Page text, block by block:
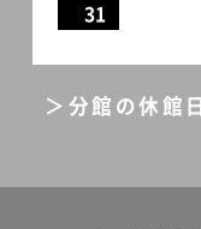
31
＞分館の休館日